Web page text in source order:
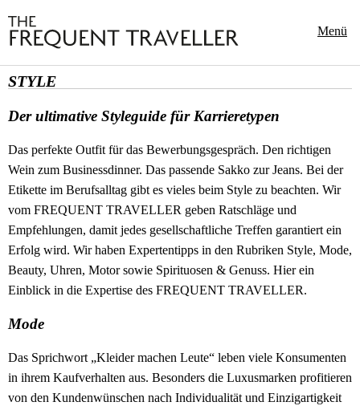
Menü
STYLE
Der ultimative Styleguide für Karrieretypen
Das perfekte Outfit für das Bewerbungsgespräch. Den richtigen
Wein zum Businessdinner. Das passende Sakko zur Jeans. Bei der
Etikette im Berufsalltag gibt es vieles beim Style zu beachten. Wir
vom FREQUENT TRAVELLER geben Ratschläge und
Empfehlungen, damit jedes gesellschaftliche Treffen garantiert ein
Erfolg wird. Wir haben Expertentipps in den Rubriken Style, Mode,
Beauty, Uhren, Motor sowie Spirituosen & Genuss. Hier ein
Einblick in die Expertise des FREQUENT TRAVELLER.
Mode
Das Sprichwort „Kleider machen Leute“ leben viele Konsumenten
in ihrem Kaufverhalten aus. Besonders die Luxusmarken profitieren
von den Kundenwünschen nach Individualität und Einzigartigkeit